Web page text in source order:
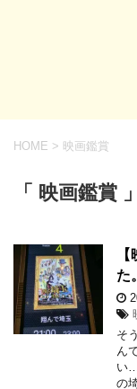
HOME > 映画鑑賞
「 映画鑑賞
た。
そ
ん
い
の